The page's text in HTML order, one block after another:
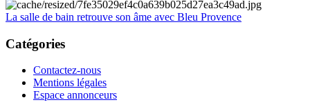
La salle de bain retrouve son âme avec Bleu Provence
Catégories
Contactez-nous
Mentions légales
Espace annonceurs